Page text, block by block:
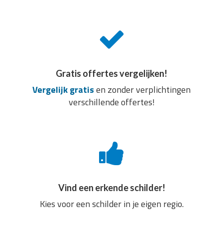
Gratis offertes vergelijken!
Vergelijk gratisen zonder verplichtingen
verschillende offertes!
Vind een erkende schilder!
Kies voor een schilder in je eigen regio.